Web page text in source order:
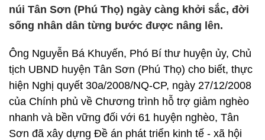
núi Tân Sơn (Phú Thọ) ngày càng khởi sắc, đời
sống nhân dân từng bước được nâng lên.
Ông Nguyễn Bá Khuyến, Phó Bí thư huyện ủy, Chủ
tịch UBND huyện Tân Sơn (Phú Thọ) cho biết, thực
hiện Nghị quyết 30a/2008/NQ-CP, ngày 27/12/2008
của Chính phủ về Chương trình hỗ trợ giảm nghèo
nhanh và bền vững đối với 61 huyện nghèo, Tân
Sơn đã xây dựng Đề án phát triển kinh tế - xã hội